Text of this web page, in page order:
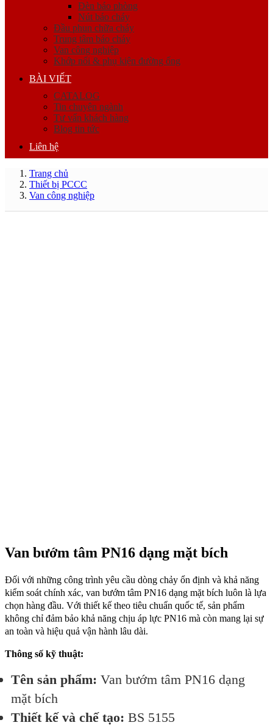
Đèn báo phòng
Nút báo cháy
Đầu phun chữa cháy
Trung tâm báo cháy
Van công nghiệp
Khớp nối & phụ kiện đường ống
BÀI VIẾT
CATALOG
Tin chuyên ngành
Tư vấn khách hàng
Blog tin tức
Liên hệ
Trang chủ
Thiết bị PCCC
Van công nghiệp
Van bướm tâm PN16 dạng mặt bích
Đối với những công trình yêu cầu dòng chảy ổn định và khả năng
kiểm soát chính xác, van bướm tâm PN16 dạng mặt bích luôn là lựa
chọn hàng đầu. Với thiết kế theo tiêu chuẩn quốc tế, sản phẩm
không chỉ đảm bảo khả năng chịu áp lực PN16 mà còn mang lại sự
an toàn và hiệu quả vận hành lâu dài.
Thông số kỹ thuật:
Tên sản phẩm: Van bướm tâm PN16 dạng
mặt bích
Thiết kế và chế tạo: BS 5155